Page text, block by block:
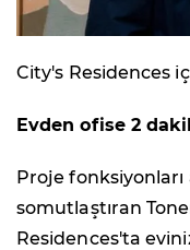
City's Residences
Evden ofise 2
Proje
somutlaştıran
Residences'ta